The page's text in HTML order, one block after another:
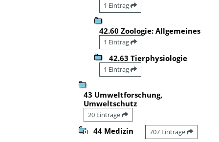
1 Eintrag
42.60 Zoologie: Allgemeines
1 Eintrag
42.63 Tierphysiologie
1 Eintrag
43 Umweltforschung,
Umweltschutz
20 Einträge
44 Medizin 707 Einträge